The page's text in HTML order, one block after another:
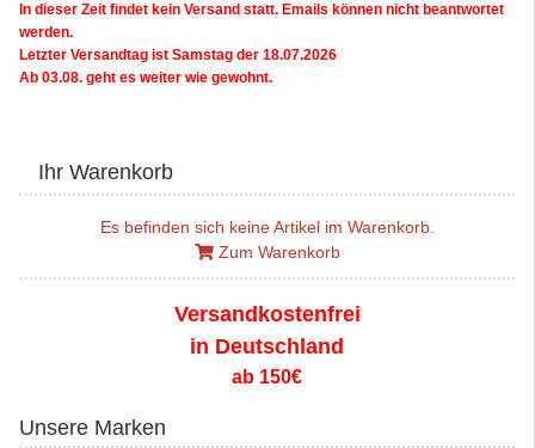
In dieser Zeit findet kein Versand statt. Emails können nicht beantwortet
werden.
Letzter Versandtag ist Samstag der 18.07.2026
Ab 03.08. geht es weiter wie gewohnt.
Ihr Warenkorb
Es befinden sich keine Artikel im Warenkorb.
Zum Warenkorb
Versandkostenfrei
in Deutschland
ab 150€
Unsere Marken